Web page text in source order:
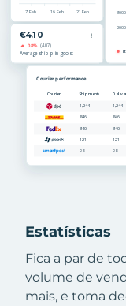
Estatísticas
Fica a par de
volume de
mais, e toma